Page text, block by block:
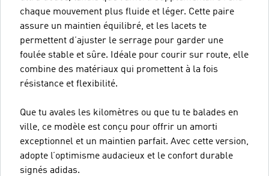
chaque mouvement plus fluide et léger. Cette paire
assure un maintien équilibré, et les lacets te
permettent d’ajuster le serrage pour garder une
foulée stable et sûre. Idéale pour courir sur route, elle
combine des matériaux qui promettent à la fois
résistance et flexibilité.
Que tu avales les kilomètres ou que tu te balades en
ville, ce modèle est conçu pour offrir un amorti
exceptionnel et un maintien parfait. Avec cette version,
adopte l’optimisme audacieux et le confort durable
signés adidas.